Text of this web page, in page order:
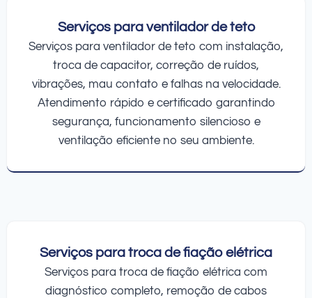
Serviços para ventilador de teto
Serviços para ventilador de teto com instalação,
troca de capacitor, correção de ruídos,
vibrações, mau contato e falhas na velocidade.
Atendimento rápido e certificado garantindo
segurança, funcionamento silencioso e
ventilação eficiente no seu ambiente.
Serviços para troca de fiação elétrica
Serviços para troca de fiação elétrica com
diagnóstico completo, remoção de cabos